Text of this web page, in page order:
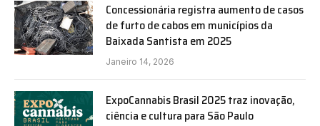
Concessionária registra aumento de casos
de furto de cabos em municípios da
Baixada Santista em 2025
Janeiro 14, 2026
ExpoCannabis Brasil 2025 traz inovação,
ciência e cultura para São Paulo